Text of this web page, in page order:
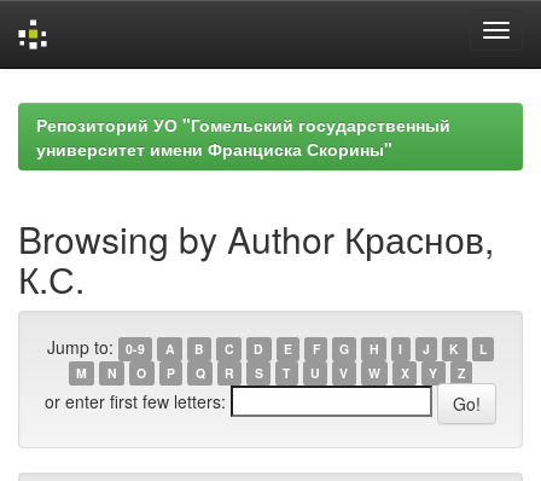
navigationРепозиторий УО "Гомельский государственный
университет имени Франциска Скорины"
Browsing by Author Краснов,
К.С.
Jump to: 0-9 A B C D E F G H I J K
L
M
N O P Q R S T U V W X Y Z
or enter first few letters: